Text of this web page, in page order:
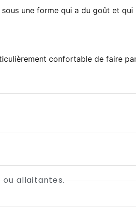
une forme qui a du goût et
confortable de faire
ou allaitantes.